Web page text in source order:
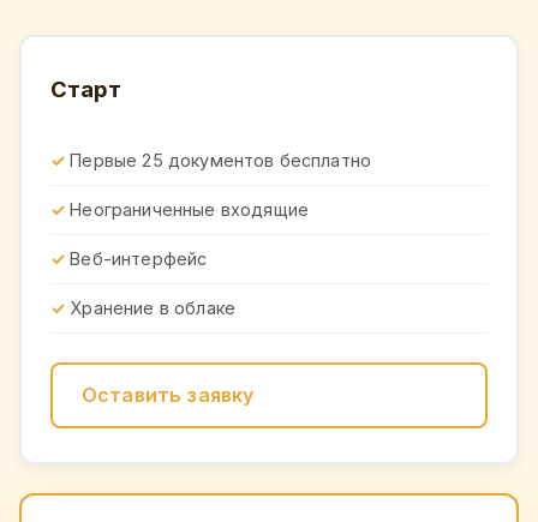
Старт
Первые 25 документов бесплатно
Неограниченные входящие
Веб-интерфейс
Хранение в облаке
Оставить заявку